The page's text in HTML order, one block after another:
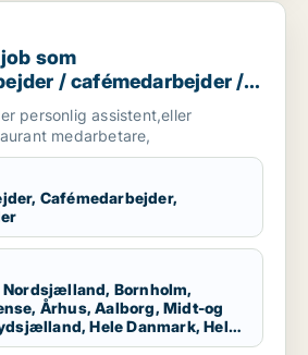
køkkenmedarbejder /
som
/ cafémedarbejder /
personlig assistent,eller
medarbetare,
Cafémedarbejder,
Bornholm,
Århus, Aalborg, Midt-og
Hele Danmark, Hele
Vestjylland